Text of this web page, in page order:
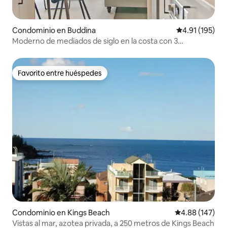
Condominio en Buddina Calificación
4.91 (195)
Moderno de mediados de siglo en la costa con 3
Favorito entre huéspedes
Favorito entre huéspedes
Condominio en Kings Beach Calificación
4.88 (147)
Vistas al mar, azotea privada, a 250 metros de Kings Beach